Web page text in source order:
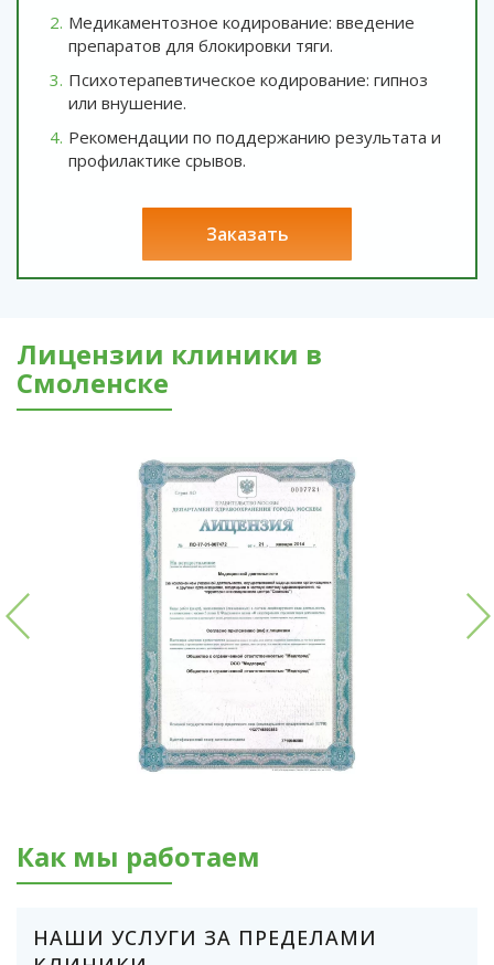
Медикаментозное кодирование: введение
препаратов для блокировки тяги.
Психотерапевтическое кодирование: гипноз
или внушение.
Рекомендации по поддержанию результата и
профилактике срывов.
заказать
Лицензии клиники в
Смоленске
Как мы работаем
НАШИ УСЛУГИ ЗА ПРЕДЕЛАМИ